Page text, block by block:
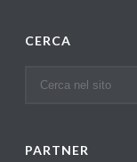
CERCA
PARTNER